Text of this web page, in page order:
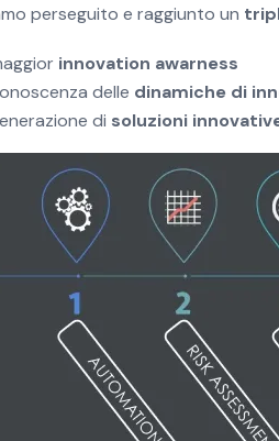
perseguito e raggiunto un
innovation awarness
delle dinamiche di
di soluzioni